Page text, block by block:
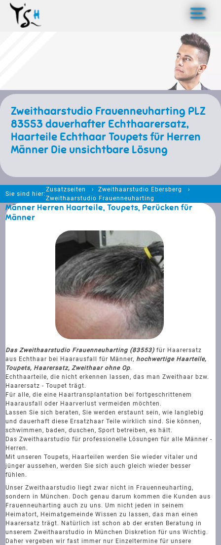
>
Zweithaarstudio Frauenneuharting PLZ
83553 dauerhafter Echthaarersatz,
Haarteile Echthaar Toupets für Herren
Männer Die unsichtbare Lösung
Sie sind hier:
Zusatzseiten
Zweithaarstudio Ebersberg
Zweithaarstudio Frauenneuharting
Männer Herren Haarteile, Toupets, Perücken für
Männer
Das Zweithaarstudio Frauenneuharting (83553) für Haarersatz
aus Echthaar bei Haarausfall für Männer, hochwertige Haarteile,
Toupets, Haarersatz, Zweithaar ohne Op.
Echthaarteile, die nicht erkennen lassen, das man Zweithaar bzw.
Haarersatz - Toupet trägt.
Für alle, die eine Haartransplantation bei fortgeschrittenem
Haarausfall oder Haarverlust vermeiden möchten.
Lassen Sie sich beraten, Sie werden erstaunt sein, wie langlebig
und dauerhaft diese Ersatzhaar Teile wirklich sind. Sie können,
schwimmen, baden, duschen, Sport betreiben, es hält.
Das Zweithaarstudio für professionelle Lösungen für alle Männer -
Herren.
Mit unseren Toupets, Haarteilen werden Sie wieder vitaler und
jünger aussehen, werden Sie sich auch gleich wieder besser
fühlen.
Unser Zweithaarstudio liegt zwar nicht in Frauenneuharting,
sondern in München. Doch genau darum kommen die Kunden aus
Frauenneuharting auch zu uns. Um nicht jeden in seinem
Heimatort, Heimatgemeinde Wissen zu lassen, das man einen
Haarersatz trägt. Natürlich ist schon ab der ersten Beratung in
unserem Zweithaarstudio in München Diskretion für uns Wichtig.
Daher vergeben wir fast immer nur Einzeltermine für unsere